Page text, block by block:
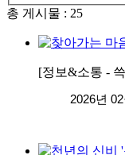
총 게시물 : 25
[정보&소통 -
2026년